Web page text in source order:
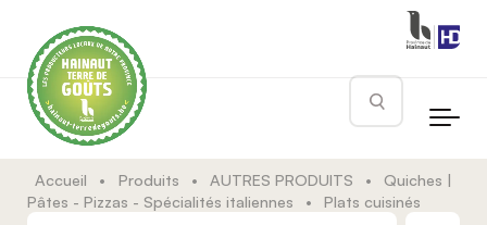
Rechercher
Accueil • Produits • AUTRES PRODUITS •
Quiches |
Pâtes - Pizzas - Spécialités italiennes
• Plats cuisinés